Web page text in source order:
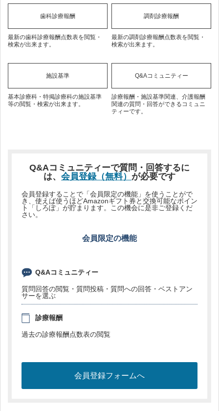
歯科診療報酬
最新の歯科診療報酬点数表を閲覧・
検索が出来ます。
調剤診療報酬
最新の調剤診療報酬点数表を閲覧・
検索が出来ます。
施設基準
基本診療科・特掲診療科の施設基準
等の閲覧・検索が出来ます。
Q&Aコミュニティー
診療報酬・施設基準関連、介護報酬
関連の質問・回答ができるコミュニ
ティーです。
Q&Aコミュニティーで質問・回答するに
は、 会員登録（無料） が必要です
会員登録することで「会員限定の機能」を使うことがで
き、使えば使うほどAmazonギフト券と交換可能なポイン
ト「しろぽ」が貯まります。この機会に是非ご登録くだ
さい。
会員限定の機能
Q&Aコミュニティー
質問回答の閲覧・質問投稿・質問への回答・ベストアン
サーを選ぶ
診療報酬
過去の診療報酬点数表の閲覧
会員登録フォームへ